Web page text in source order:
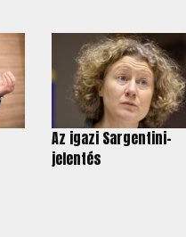
Az igazi Sargentini-
jelentés